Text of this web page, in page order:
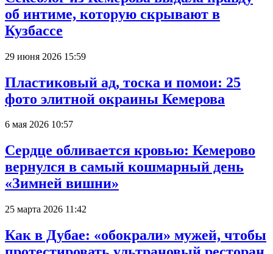
об интиме, которую скрывают в
Кузбассе
29 июня 2026 15:59
Пластиковый ад, тоска и помои: 25
фото элитной окраины Кемерова
6 мая 2026 10:57
Сердце обливается кровью: Кемерово
вернулся в самый кошмарный день
«Зимней вишни»
25 марта 2026 11:42
Как в Дубае: «обокрали» мужей, чтобы